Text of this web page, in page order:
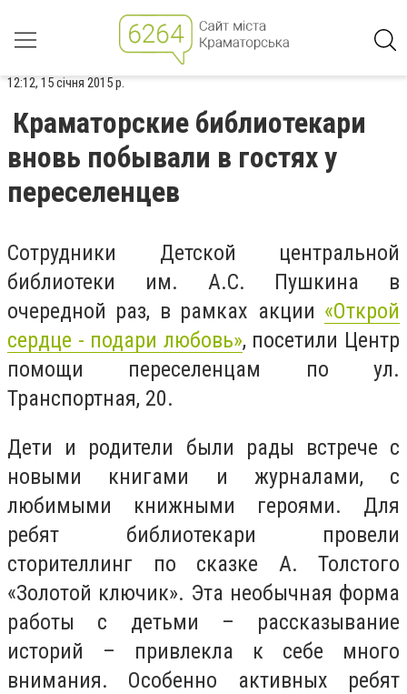
12:12, 15 січня 2015 р.
Краматорские библиотекари
вновь побывали в гостях у
переселенцев
Сотрудники Детской центральной
библиотеки им. А.С. Пушкина в
очередной раз, в рамках акции «Открой
сердце - подари любовь», посетили Центр
помощи переселенцам по ул.
Транспортная, 20.
Дети и родители были рады встрече с
новыми книгами и журналами, с
любимыми книжными героями. Для
ребят библиотекари провели
сторителлинг по сказке А. Толстого
«Золотой ключик». Эта необычная форма
работы с детьми – рассказывание
историй – привлекла к себе много
внимания. Особенно активных ребят